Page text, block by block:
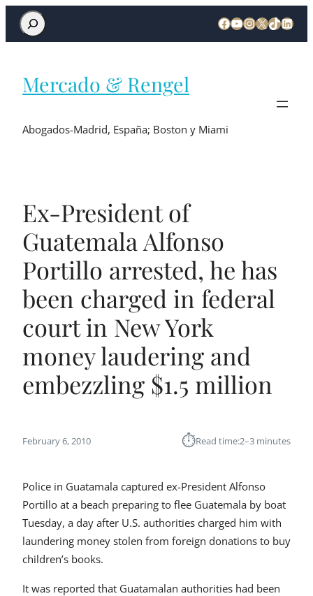
Mercado & Rengel
Abogados-Madrid, España; Boston y Miami
Ex-President of
Guatemala Alfonso
Portillo arrested, he has
been charged in federal
court in New York
money laudering and
embezzling $1.5 million
February 6, 2010 ⏱︎Read time:2–3 minutes
Police in Guatamala captured ex-President Alfonso
Portillo at a beach preparing to flee Guatemala by boat
Tuesday, a day after U.S. authorities charged him with
laundering money stolen from foreign donations to buy
children’s books.
It was reported that Guatamalan authorities had been